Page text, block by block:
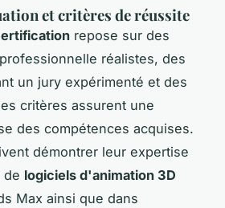
et critères de réussite
repose sur des
réalistes, des
un jury expérimenté et des
critères assurent une
des compétences acquises.
démontrer leur expertise
de logiciels d'animation 3D
Max ainsi que dans